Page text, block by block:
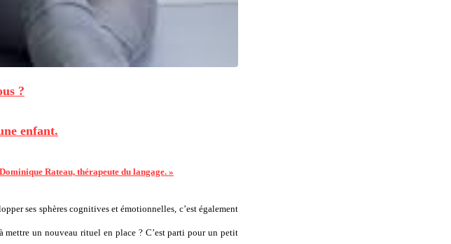
?
enfant.
Rateau, thérapeute du langage. »
ses sphères cognitives et émotionnelles, c’est également
un nouveau rituel en place ? C’est parti pour un petit